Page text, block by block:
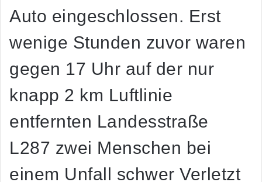
Auto eingeschlossen. Erst
wenige Stunden zuvor waren
gegen 17 Uhr auf der nur
knapp 2 km Luftlinie
entfernten Landesstraße
L287 zwei Menschen bei
einem Unfall schwer Verletzt